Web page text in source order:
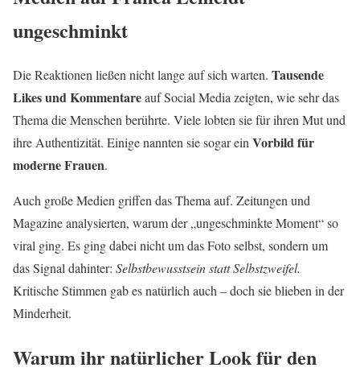
ungeschminkt
Die Reaktionen ließen nicht lange auf sich warten. Tausende
Likes und Kommentareauf Social Media zeigten, wie sehr das
Thema die Menschen berührte. Viele lobten sie für ihren Mut und
ihre Authentizität. Einige nannten sie sogar ein Vorbild für
moderne Frauen.
Auch große Medien griffen das Thema auf. Zeitungen und
Magazine analysierten, warum der „ungeschminkte Moment“ so
viral ging. Es ging dabei nicht um das Foto selbst, sondern um
das Signal dahinter: Selbstbewusstsein statt Selbstzweifel.
Kritische Stimmen gab es natürlich auch – doch sie blieben in der
Minderheit.
Warum ihr natürlicher Look für den